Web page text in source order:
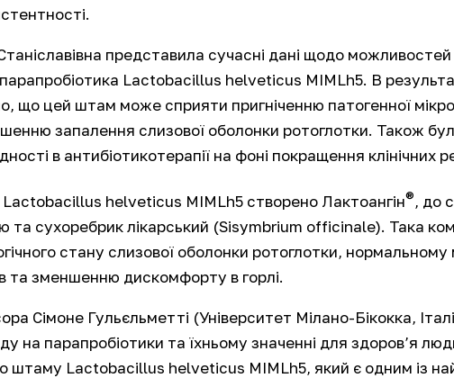
представила сучасні дані щодо
Lactobacillus helveticus MIMLh5. В
що цей штам може сприяти пригніченню патогенної
запалення слизової оболонки ротоглотки. Також
в антибіотикотерапії на фоні покращення клінічних
Lactobacillus helveticus MIMLh5 створено Лактоангін®, до
та сухоребрик лікарський (Sisymbrium officinale). Така
стану слизової оболонки ротоглотки, нормальному
та зменшенню дискомфорту в горлі.
Сімоне Гульєльметті (Університет Мілано-Бікокка,
на парапробіотики та їхньому значенні для здоров’я
штаму Lactobacillus helveticus MIMLh5, який є одним із